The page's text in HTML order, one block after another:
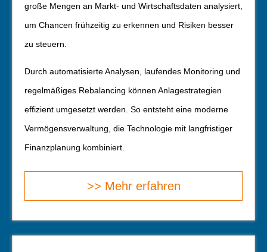
große Mengen an Markt- und Wirtschaftsdaten analysiert,
um Chancen frühzeitig zu erkennen und Risiken besser
zu steuern.
Durch automatisierte Analysen, laufendes Monitoring und
regelmäßiges Rebalancing können Anlagestrategien
effizient umgesetzt werden. So entsteht eine moderne
Vermögensverwaltung, die Technologie mit langfristiger
Finanzplanung kombiniert.
>> Mehr erfahren